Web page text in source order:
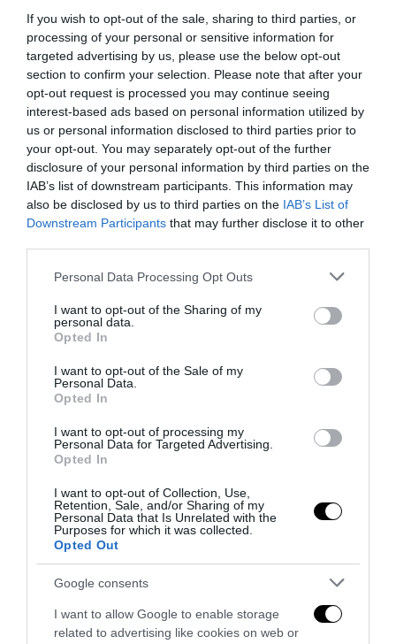
If you wish to opt-out of the sale, sharing to third parties, or
processing of your personal or sensitive information for
targeted advertising by us, please use the below opt-out
section to confirm your selection. Please note that after your
opt-out request is processed you may continue seeing
interest-based ads based on personal information utilized by
us or personal information disclosed to third parties prior to
your opt-out. You may separately opt-out of the further
disclosure of your personal information by third parties on the
IAB’s list of downstream participants. This information may
also be disclosed by us to third parties on the IAB’s List of
Downstream Participants that may further disclose it to other
Please note that this website/app uses one or more Google
not limited to your visit or usage behaviour. You may click to
grant or deny consent to Google and its third-party tags to
use your data for below specified purposes in below Google
consent section.
Personal Data Processing Opt Outs
I want to opt-out of the Sharing of my
personal data.
Opted In
I want to opt-out of the Sale of my
Personal Data.
Opted In
I want to opt-out of processing my
Personal Data for Targeted Advertising.
Opted In
I want to opt-out of Collection, Use,
Retention, Sale, and/or Sharing of my
Personal Data that Is Unrelated with the
Purposes for which it was collected.
Opted Out
Google consents
I want to allow Google to enable storage
related to advertising like cookies on web or
Remigrazione, il Copasir riconosce all’antifascismo il
veto del disordine
6 Agosto 2026
La Camera boccia il patentino antifascista per parlare a
5 Agosto 2026